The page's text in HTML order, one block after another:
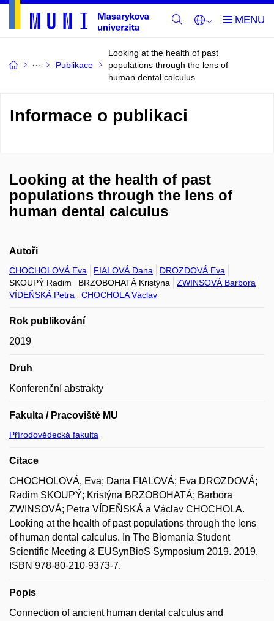
Publikace
Looking at the health of past
populations through the lens of
human dental calculus
Informace o publikaci
Looking at the health of past
populations through the lens of
human dental calculus
Autoři
CHOCHOLOVÁ Eva FIALOVÁ Dana
DROZDOVÁ Eva
SKOUPÝ Radim
BRZOBOHATÁ Kristýna
ZWINSOVÁ Barbora
VÍDEŇSKÁ Petra
CHOCHOLA Václav
Rok publikování
2019
Druh
Konferenční abstrakty
Fakulta / Pracoviště MU
Přírodovědecká fakulta
Citace
CHOCHOLOVÁ, Eva; Dana FIALOVÁ; Eva DROZDOVÁ;
Radim SKOUPÝ; Kristýna BRZOBOHATÁ; Barbora
ZWINSOVÁ; Petra VÍDEŇSKÁ a Václav CHOCHOLA.
Looking at the health of past populations through the lens
of human dental calculus. In The Biomania Student
Scientific Meeting & EUSynBioS Symposium 2019. 2019.
ISBN 978-80-210-9373-7.
Popis
Connection of ancient human dental calculus and